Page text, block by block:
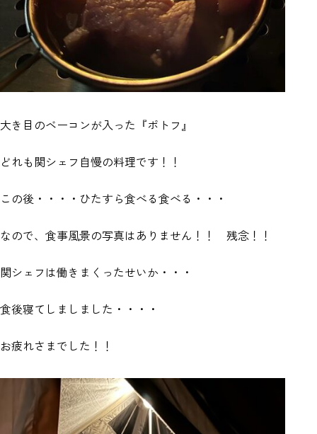
大き目のベーコンが入った『ポトフ』
どれも関シェフ自慢の料理です！！
この後・・・・ひたすら食べる食べる・・・
なので、食事風景の写真はありません！！ 残念！！
関シェフは働きまくったせいか・・・
食後寝てしましました・・・・
お疲れさまでした！！